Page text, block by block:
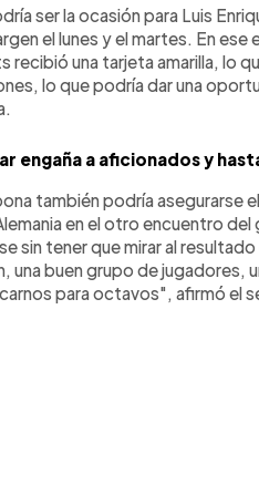
ser la ocasión para Luis
el lunes y el martes. En
recibió una tarjeta amarilla, lo
lo que podría dar una
engaña a aficionados y
también podría asegurarse
en el otro encuentro
sin tener que mirar al
una buen grupo de jugadores,
para octavos", afirmó el